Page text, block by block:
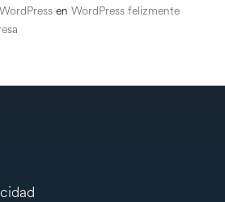
en WordPress felizmente